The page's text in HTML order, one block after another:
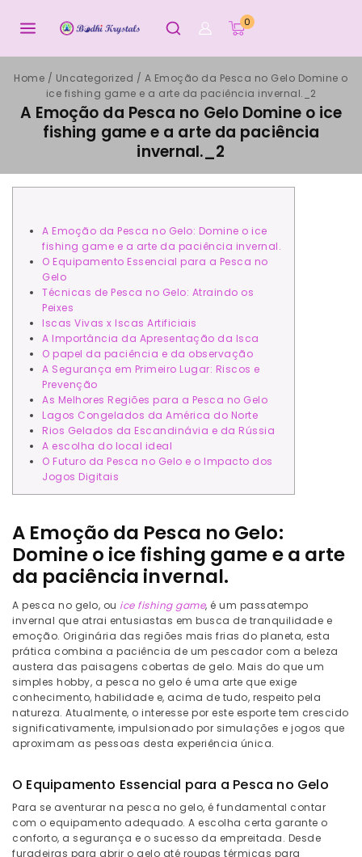
0
Home / Uncategorized / A Emoção da Pesca no Gelo Domine o
ice fishing game e a arte da paciência invernal._2
A Emoção da Pesca no Gelo Domine o ice
fishing game e a arte da paciência
invernal._2
A Emoção da Pesca no Gelo: Domine o ice
fishing game e a arte da paciência invernal.
O Equipamento Essencial para a Pesca no
Gelo
Técnicas de Pesca no Gelo: Atraindo os
Peixes
Iscas Vivas x Iscas Artificiais
A Importância da Apresentação da Isca
O papel da paciência e da observação
A Segurança em Primeiro Lugar: Riscos e
Prevenção
As Melhores Regiões para a Pesca no Gelo
Lagos Congelados da América do Norte
Rios Gelados da Escandinávia e da Rússia
A escolha do local ideal
O Futuro da Pesca no Gelo e o Impacto dos
Jogos Digitais
A Emoção da Pesca no Gelo:
Domine o ice fishing game e a arte
da paciência invernal.
A pesca no gelo, ou ice fishing game, é um passatempo
invernal que atrai entusiastas em busca de tranquilidade e
emoção. Originária das regiões mais frias do planeta, esta
prática combina a paciência de um pescador com a beleza
austera das paisagens cobertas de gelo. Mais do que um
simples hobby, a pesca no gelo é uma arte que exige
conhecimento, habilidade e, acima de tudo, respeito pela
natureza. Atualmente, o interesse por este esporte tem crescido
significativamente, impulsionado por simulações e jogos que
aproximam as pessoas desta experiência única.
O Equipamento Essencial para a Pesca no Gelo
Para se aventurar na pesca no gelo, é fundamental contar
com o equipamento adequado. A escolha certa garante o
conforto, a segurança e o sucesso da empreitada. Desde
furadeiras para abrir o gelo até roupas térmicas para